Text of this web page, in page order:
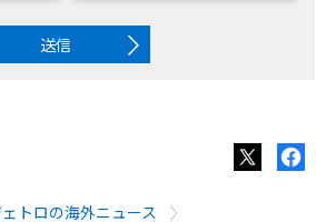
送信
トロの海外ニュース